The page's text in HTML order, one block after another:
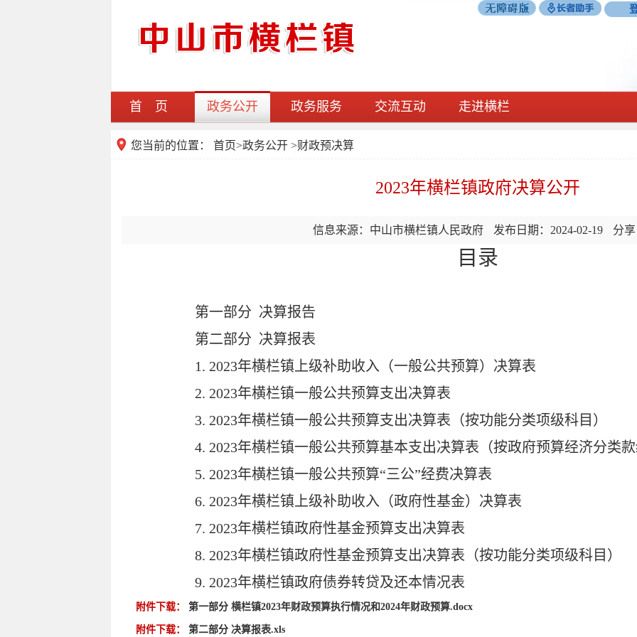
首 页 政务公开 政务服务 交流互动 走进横栏
您当前的位置： 首页>政务公开 >财政预决算
2023年横栏镇政府决算公开
信息来源：中山市横栏镇人民政府 发布日期：2024-02-19 分
目录
第一部分 决算报告
第二部分 决算报表
1. 2023年横栏镇上级补助收入（一般公共预算）决算表
2. 2023年横栏镇一般公共预算支出决算表
3. 2023年横栏镇一般公共预算支出决算表（按功能分类项级科目）
4. 2023年横栏镇一般公共预算基本支出决算表（按政府预算经济分类
5. 2023年横栏镇一般公共预算“三公”经费决算表
6. 2023年横栏镇上级补助收入（政府性基金）决算表
7. 2023年横栏镇政府性基金预算支出决算表
8. 2023年横栏镇政府性基金预算支出决算表（按功能分类项级科目）
9. 2023年横栏镇政府债券转贷及还本情况表
附件下载： 第一部分 横栏镇2023年财政预算执行情况和2024年财政预算.docx
附件下载： 第二部分 决算报表.xls